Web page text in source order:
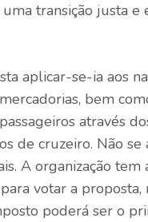
transição justa e
aplicar-se-ia aos
bem
através
de cruzeiro. Não se
A organização tem
votar a proposta,
poderá ser o